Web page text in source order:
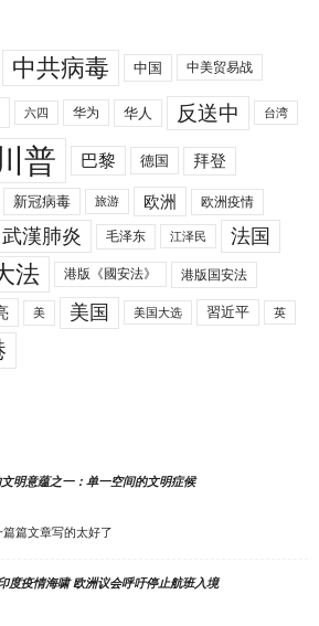
中共病毒 中国 中美贸易战
六四 华为 华人 反送中 台湾
普 巴黎 德国 拜登
新冠病毒 旅游 欧洲 欧洲疫情
武漢肺炎 毛泽东 江泽民 法国
法 港版《國安法》 港版国安法
美 美国 美国大选 習近平 英
明意蕴之一：单一空间的文明症候
篇篇文章写的太好了
度疫情海啸 欧洲议会呼吁停止航班入境